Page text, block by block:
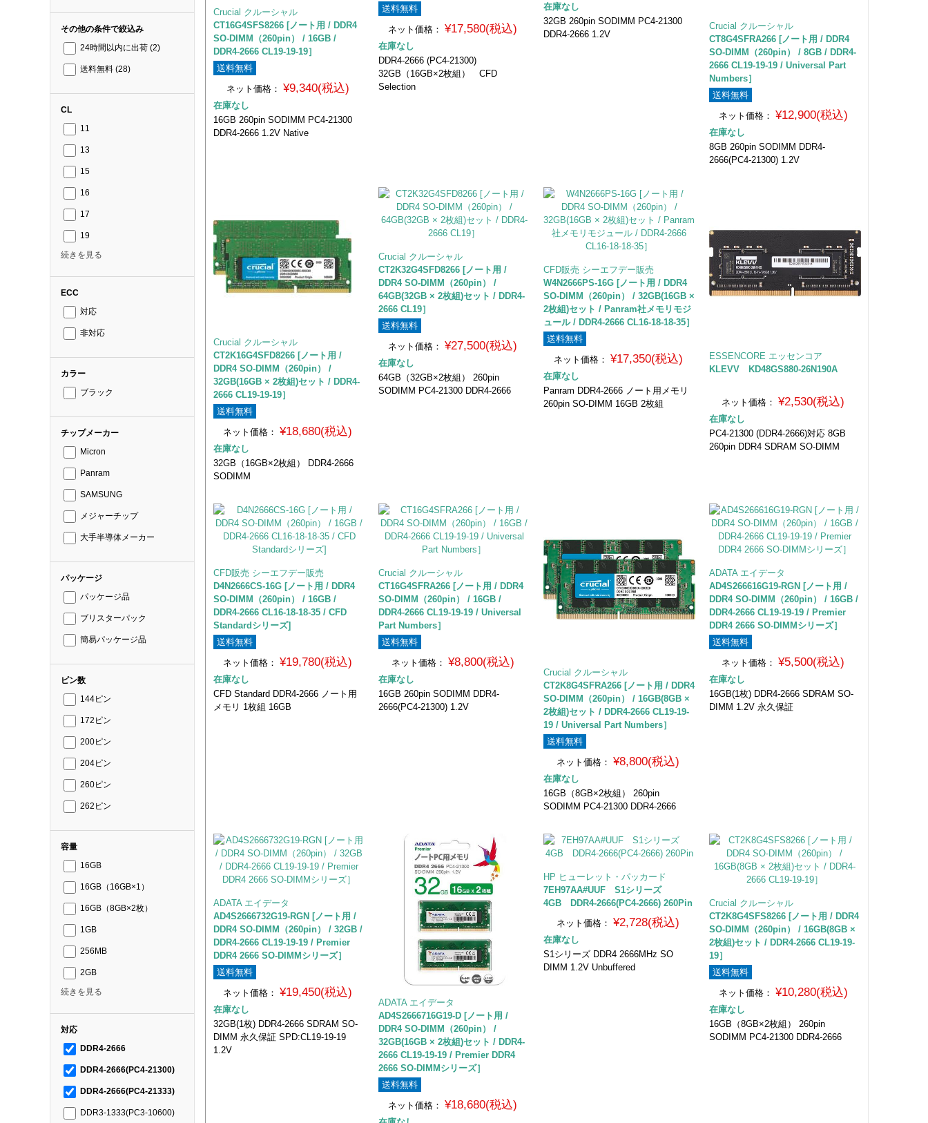
その他の条件で絞込み
24時間以内に出荷 (2)
送料無料 (28)
CL
11
13
15
16
17
19
続きを見る
ECC
対応
非対応
カラー
ブラック
チップメーカー
Micron
Panram
SAMSUNG
メジャーチップ
大手半導体メーカー
パッケージ
パッケージ品
ブリスターパック
簡易パッケージ品
ピン数
144ピン
172ピン
200ピン
204ピン
260ピン
262ピン
容量
16GB
16GB（16GB×1）
16GB（8GB×2枚）
1GB
256MB
2GB
続きを見る
対応
DDR4-2666
DDR4-2666(PC4-21300)
DDR4-2666(PC4-21333)
DDR3-1333(PC3-10600)
Crucial クルーシャル
CT16G4SFS8266 [ノート用 / DDR4
SO-DIMM（260pin） / 16GB /
DDR4-2666 CL19-19-19］
送料無料
ネット価格： ¥9,340(税込)
在庫なし
16GB 260pin SODIMM PC4-21300
DDR4-2666 1.2V Native
送料無料
ネット価格：
¥17,580(税込)
在庫なし
DDR4-2666 (PC4-21300)
32GB（16GB×2枚組） CFD
Selection
在庫なし
32GB 260pin SODIMM PC4-21300
DDR4-2666 1.2V
Crucial クルーシャル
CT8G4SFRA266 [ノート用 / DDR4
SO-DIMM（260pin） / 8GB / DDR4-
2666 CL19-19-19 / Universal Part
Numbers］
送料無料
ネット価格： ¥12,900(税込)
在庫なし
8GB 260pin SODIMM DDR4-
2666(PC4-21300) 1.2V
Crucial クルーシャル
CT2K16G4SFD8266 [ノート用 /
DDR4 SO-DIMM（260pin） /
32GB(16GB × 2枚組)セット / DDR4-
2666 CL19-19-19］
送料無料
ネット価格：
¥18,680(税込)
在庫なし
32GB（16GB×2枚組） DDR4-2666
SODIMM
Crucial クルーシャル
CT2K32G4SFD8266 [ノート用 /
DDR4 SO-DIMM（260pin） /
64GB(32GB × 2枚組)セット / DDR4-
2666 CL19］
送料無料
ネット価格：
¥27,500(税込)
在庫なし
64GB（32GB×2枚組） 260pin
SODIMM PC4-21300 DDR4-2666
CFD販売 シーエフデー販売
W4N2666PS-16G [ノート用 / DDR4
SO-DIMM（260pin） / 32GB(16GB ×
2枚組)セット / Panram社メモリモジ
ュール / DDR4-2666 CL16-18-18-35］
送料無料
ネット価格： ¥17,350(税込)
在庫なし
Panram DDR4-2666 ノート用メモリ
260pin SO-DIMM 16GB 2枚組
ESSENCORE エッセンコア
KLEVV KD48GS880-26N190A
ネット価格： ¥2,530(税込)
在庫なし
PC4-21300 (DDR4-2666)対応 8GB
260pin DDR4 SDRAM SO-DIMM
CFD販売 シーエフデー販売
D4N2666CS-16G [ノート用 / DDR4
SO-DIMM（260pin） / 16GB /
DDR4-2666 CL16-18-18-35 / CFD
Standardシリーズ]
送料無料
ネット価格：
¥19,780(税込)
在庫なし
CFD Standard DDR4-2666 ノート用
メモリ 1枚組 16GB
Crucial クルーシャル
CT16G4SFRA266 [ノート用 / DDR4
SO-DIMM（260pin） / 16GB /
DDR4-2666 CL19-19-19 / Universal
Part Numbers］
送料無料
ネット価格： ¥8,800(税込)
在庫なし
16GB 260pin SODIMM DDR4-
2666(PC4-21300) 1.2V
Crucial クルーシャル
CT2K8G4SFRA266 [ノート用 / DDR4
SO-DIMM（260pin） / 16GB(8GB ×
2枚組)セット / DDR4-2666 CL19-19-
19 / Universal Part Numbers］
送料無料
ネット価格：
¥8,800(税込)
在庫なし
16GB（8GB×2枚組） 260pin
SODIMM PC4-21300 DDR4-2666
ADATA エイデータ
AD4S266616G19-RGN [ノート用 /
DDR4 SO-DIMM（260pin） / 16GB /
DDR4-2666 CL19-19-19 / Premier
DDR4 2666 SO-DIMMシリーズ］
送料無料
ネット価格：
¥5,500(税込)
在庫なし
16GB(1枚) DDR4-2666 SDRAM SO-
DIMM 1.2V 永久保証
ADATA エイデータ
AD4S2666732G19-RGN [ノート用 /
DDR4 SO-DIMM（260pin） / 32GB /
DDR4-2666 CL19-19-19 / Premier
DDR4 2666 SO-DIMMシリーズ］
送料無料
ネット価格：
¥19,450(税込)
在庫なし
32GB(1枚) DDR4-2666 SDRAM SO-
DIMM 永久保証 SPD:CL19-19-19
1.2V
ADATA エイデータ
AD4S2666716G19-D [ノート用 /
DDR4 SO-DIMM（260pin） /
32GB(16GB × 2枚組)セット / DDR4-
2666 CL19-19-19 / Premier DDR4
2666 SO-DIMMシリーズ］
送料無料
ネット価格：
¥18,680(税込)
HP ヒューレット・パッカード
7EH97AA#UUF S1シリーズ
4GB DDR4-2666(PC4-2666) 260Pin
ネット価格：
¥2,728(税込)
在庫なし
S1シリーズ DDR4 2666MHz SO
DIMM 1.2V Unbuffered
Crucial クルーシャル
CT2K8G4SFS8266 [ノート用 / DDR4
SO-DIMM（260pin） / 16GB(8GB ×
2枚組)セット / DDR4-2666 CL19-19-
19］
送料無料
ネット価格： ¥10,280(税込)
在庫なし
16GB（8GB×2枚組） 260pin
SODIMM PC4-21300 DDR4-2666